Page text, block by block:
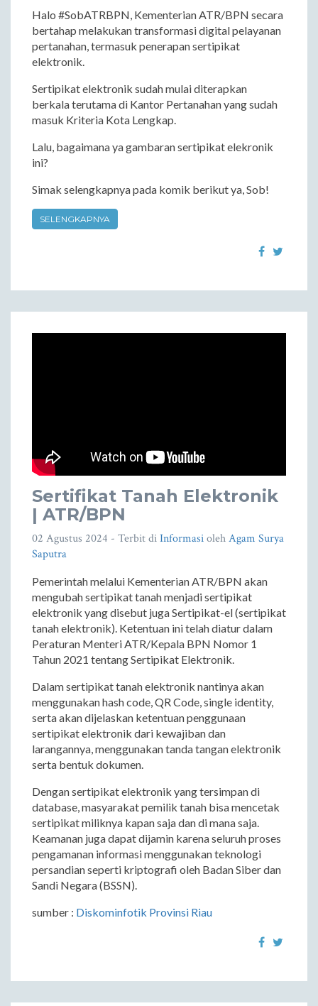
Halo #SobATRBPN, Kementerian ATR/BPN secara
bertahap melakukan transformasi digital pelayanan
pertanahan, termasuk penerapan sertipikat
elektronik.
Sertipikat elektronik sudah mulai diterapkan
berkala terutama di Kantor Pertanahan yang sudah
masuk Kriteria Kota Lengkap.
Lalu, bagaimana ya gambaran sertipikat elekronik
ini?
Simak selengkapnya pada komik berikut ya, Sob!
SELENGKAPNYA
Sertifikat Tanah Elektronik
| ATR/BPN
02 Agustus 2024 - Terbit diInformasiolehAgam Surya
Saputra
Pemerintah melalui Kementerian ATR/BPN akan
mengubah sertipikat tanah menjadi sertipikat
elektronik yang disebut juga Sertipikat-el (sertipikat
tanah elektronik). Ketentuan ini telah diatur dalam
Peraturan Menteri ATR/Kepala BPN Nomor 1
Tahun 2021 tentang Sertipikat Elektronik.
Dalam sertipikat tanah elektronik nantinya akan
menggunakan hash code, QR Code, single identity,
serta akan dijelaskan ketentuan penggunaan
sertipikat elektronik dari kewajiban dan
larangannya, menggunakan tanda tangan elektronik
serta bentuk dokumen.
Dengan sertipikat elektronik yang tersimpan di
database, masyarakat pemilik tanah bisa mencetak
sertipikat miliknya kapan saja dan di mana saja.
Keamanan juga dapat dijamin karena seluruh proses
pengamanan informasi menggunakan teknologi
persandian seperti kriptografi oleh Badan Siber dan
Sandi Negara (BSSN).
sumber : Diskominfotik Provinsi Riau